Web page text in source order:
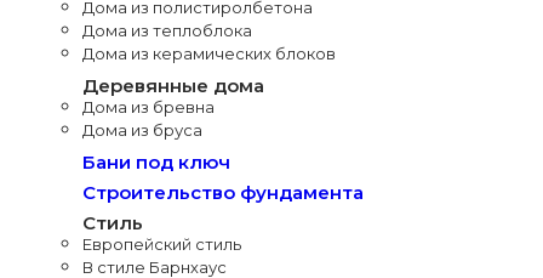
Дома из полистиролбетона
Дома из теплоблока
Дома из керамических блоков
Деревянные дома
Дома из бревна
Дома из бруса
Бани под ключ
Строительство фундамента
Стиль
Европейский стиль
В стиле Барнхаус